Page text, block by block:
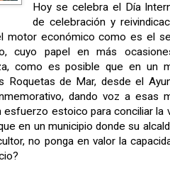
Hoy se celebra el Día
de celebración y
motor económico como es el
cuyo papel en más
como es posible que en un
Roquetas de Mar, desde el
dando voz a esas
esfuerzo estoico para conciliar la
en un municipio donde su
no ponga en valor la